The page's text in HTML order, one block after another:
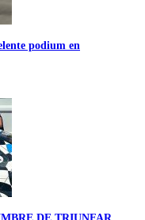
podium en